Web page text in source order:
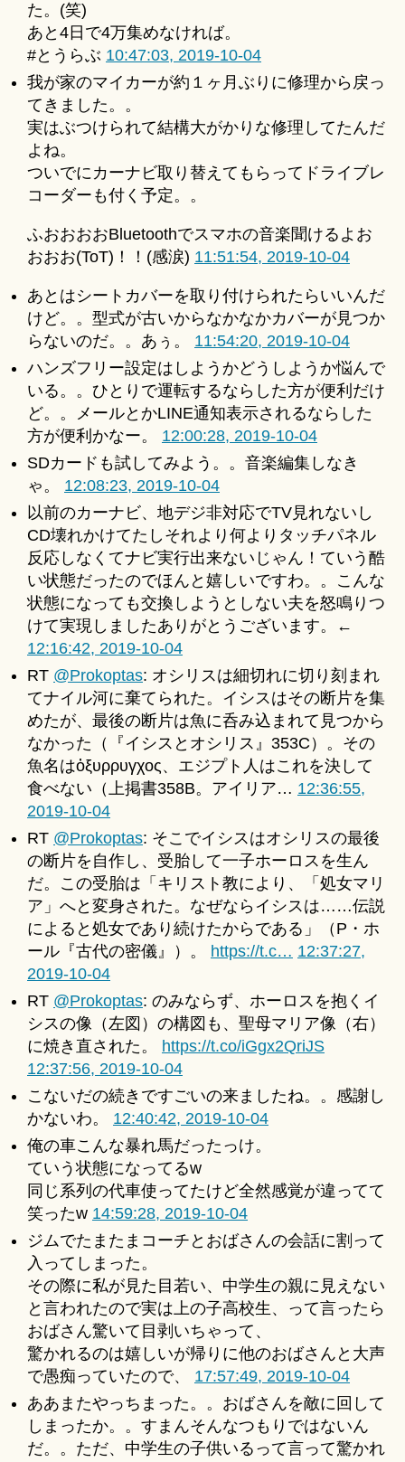
た。(笑)
あと4日で4万集めなければ。
#とうらぶ 10:47:03, 2019-10-04
我が家のマイカーが約１ヶ月ぶりに修理から戻っ
てきました。。
実はぶつけられて結構大がかりな修理してたんだ
よね。
ついでにカーナビ取り替えてもらってドライブレ
コーダーも付く予定。。
ふおおおおBluetoothでスマホの音楽聞けるよお
おおお(ToT)！！(感涙) 11:51:54, 2019-10-04
あとはシートカバーを取り付けられたらいいんだ
けど。。型式が古いからなかなかカバーが見つか
らないのだ。。あぅ。 11:54:20, 2019-10-04
ハンズフリー設定はしようかどうしようか悩んで
いる。。ひとりで運転するならした方が便利だけ
ど。。メールとかLINE通知表示されるならした
方が便利かなー。 12:00:28, 2019-10-04
SDカードも試してみよう。。音楽編集しなき
ゃ。 12:08:23, 2019-10-04
以前のカーナビ、地デジ非対応でTV見れないし
CD壊れかけてたしそれより何よりタッチパネル
反応しなくてナビ実行出来ないじゃん！ていう酷
い状態だったのでほんと嬉しいですわ。。こんな
状態になっても交換しようとしない夫を怒鳴りつ
けて実現しましたありがとうございます。←
12:16:42, 2019-10-04
RT @Prokoptas: オシリスは細切れに切り刻まれ
てナイル河に棄てられた。イシスはその断片を集
めたが、最後の断片は魚に呑み込まれて見つから
なかった（『イシスとオシリス』353C）。その
魚名はὀξυρρυγχος、エジプト人はこれを決して
食べない（上掲書358B。アイリア… 12:36:55,
2019-10-04
RT @Prokoptas: そこでイシスはオシリスの最後
の断片を自作し、受胎して一子ホーロスを生ん
だ。この受胎は「キリスト教により、「処女マリ
ア」へと変身された。なぜならイシスは……伝説
によると処女であり続けたからである」（P・ホ
ール『古代の密儀』）。 https://t.c… 12:37:27,
2019-10-04
RT @Prokoptas: のみならず、ホーロスを抱くイ
シスの像（左図）の構図も、聖母マリア像（右）
に焼き直された。 https://t.co/iGgx2QriJS
12:37:56, 2019-10-04
こないだの続きですごいの来ましたね。。感謝し
かないわ。 12:40:42, 2019-10-04
俺の車こんな暴れ馬だったっけ。
ていう状態になってるw
同じ系列の代車使ってたけど全然感覚が違ってて
笑ったw 14:59:28, 2019-10-04
ジムでたまたまコーチとおばさんの会話に割って
入ってしまった。
その際に私が見た目若い、中学生の親に見えない
と言われたので実は上の子高校生、って言ったら
おばさん驚いて目剥いちゃって、
驚かれるのは嬉しいが帰りに他のおばさんと大声
で愚痴っていたので、 17:57:49, 2019-10-04
ああまたやっちまった。。おばさんを敵に回して
しまったか。。すまんそんなつもりではないん
だ。。ただ、中学生の子供いるって言って驚かれ